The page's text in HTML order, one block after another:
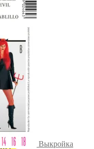
Выкройка